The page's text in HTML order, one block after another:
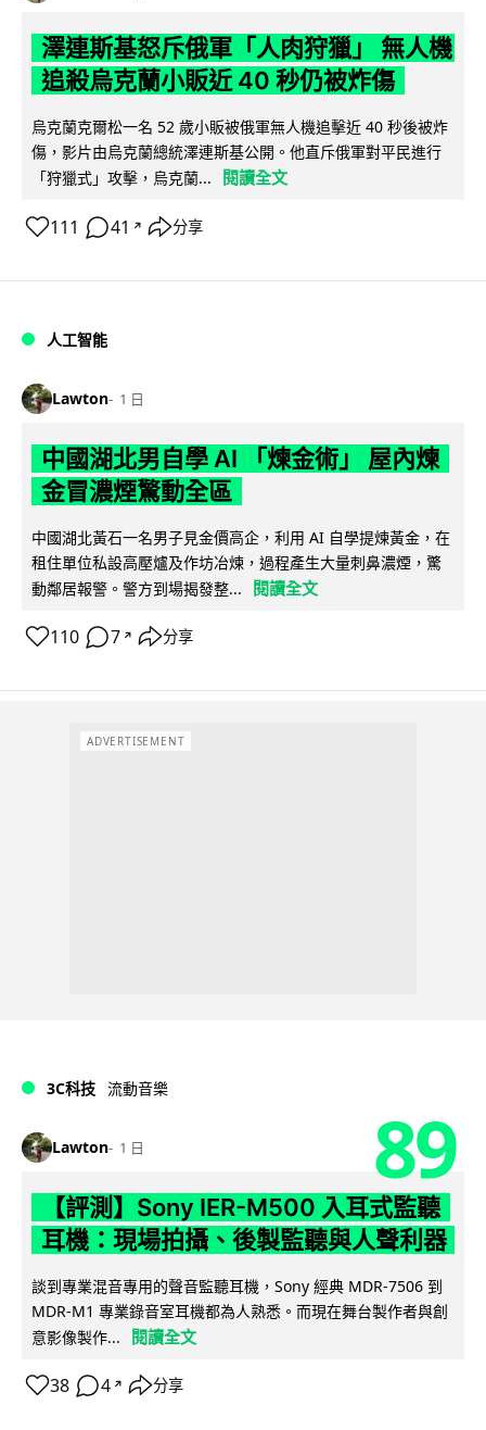
澤連斯基怒斥俄軍「人肉狩獵」 無人機
追殺烏克蘭小販近 40 秒仍被炸傷
烏克蘭克爾松一名 52 歲小販被俄軍無人機追擊近 40 秒後被炸
傷，影片由烏克蘭總統澤連斯基公開。他直斥俄軍對平民進行
「狩獵式」攻擊，烏克蘭...
閱讀全文
111 41 ↗ 分享
人工智能
Lawton 1 日
中國湖北男自學 AI 「煉金術」 屋內煉
金冒濃煙驚動全區
中國湖北黃石一名男子見金價高企，利用 AI 自學提煉黃金，在
租住單位私設高壓爐及作坊冶煉，過程產生大量刺鼻濃煙，驚
動鄰居報警。警方到場揭發整...
閱讀全文
110 7 ↗ 分享
ADVERTISEMENT
3C科技 流動音樂
Lawton 1 日 89
【評測】Sony IER-M500 入耳式監聽
耳機：現場拍攝、後製監聽與人聲利器
談到專業混音專用的聲音監聽耳機，Sony 經典 MDR-7506 到
MDR-M1 專業錄音室耳機都為人熟悉。而現在舞台製作者與創
意影像製作...
閱讀全文
38 4 ↗ 分享